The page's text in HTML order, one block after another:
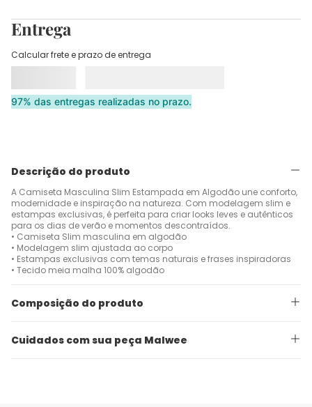
Entrega
Calcular frete e prazo de entrega
97% das entregas realizadas no prazo.
Descrição do produto
A Camiseta Masculina Slim Estampada em Algodão une conforto,
modernidade e inspiração na natureza. Com modelagem slim e
estampas exclusivas, é perfeita para criar looks leves e autênticos
para os dias de verão e momentos descontraídos.
• Camiseta Slim masculina em algodão
• Modelagem slim ajustada ao corpo
• Estampas exclusivas com temas naturais e frases inspiradoras
• Tecido meia malha 100% algodão
Composição do produto
Cuidados com sua peça Malwee